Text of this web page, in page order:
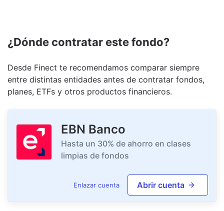
¿Dónde contratar este fondo?
Desde Finect te recomendamos comparar siempre
entre distintas entidades antes de contratar fondos,
planes, ETFs y otros productos financieros.
EBN Banco
Hasta un 30% de ahorro en clases
limpias de fondos
Enlazar cuenta Abrir cuenta